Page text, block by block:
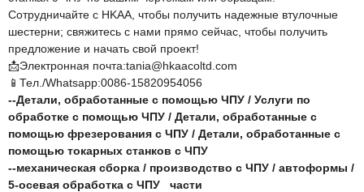
Сотрудничайте с HKAA, чтобы получить надежные втулочные
шестерни; свяжитесь с нами прямо сейчас, чтобы получить
предложение и начать свой проект!
📩Электронная почта:tania@hkaacoltd.com
📱Тел./Whatsapp:0086-15820954056
--Детали, обработанные с помощью ЧПУ / Услуги по
обработке с помощью ЧПУ / Детали, обработанные с
помощью фрезерования с ЧПУ / Детали, обработанные с
помощью токарных станков с ЧПУ
--механическая сборка / производство с ЧПУ / автоформы /
5-осевая обработка с ЧПУ
части